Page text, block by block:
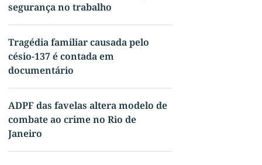
segurança no trabalho
Tragédia familiar causada pelo
césio-137 é contada em
documentário
ADPF das favelas altera modelo de
combate ao crime no Rio de
Janeiro